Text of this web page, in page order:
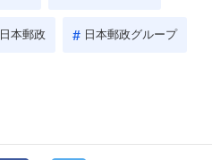
日本郵政 日本郵政グループ